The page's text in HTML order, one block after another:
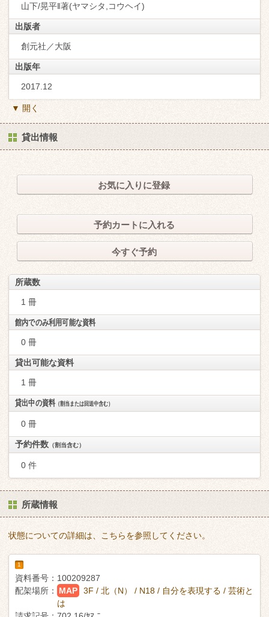
山下/晃平‖著(ヤマシタ,コウヘイ)
出版者
創元社／大阪
出版年
2017.12
▼ 開く
貸出情報
お気に入りに登録
予約カートに入れる
今すぐ予約
所蔵数
1 冊
館内でのみ利用可能な資料
0 冊
貸出可能な資料
1 冊
貸出中の資料（割当または回送中含む）
0 冊
予約件数 （割当含む）
0 件
所蔵情報
状態についての詳細は、こちらを参照してください。
1
資料番号： 100209287
配架場所：
MAP
3F / 北（N） / N18 / 自分を表現する / 芸術と
は